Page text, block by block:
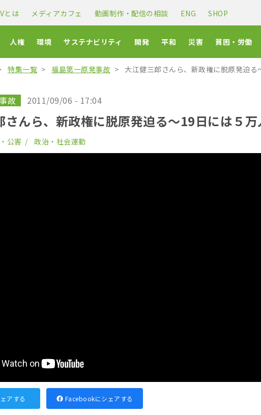
とは メディアカフェ 動画制作・配信の相談 ENG SHOP
人権 環境 サステナビリティ 開発 平和 災害 貧困・労働
特集一覧 福島第一原発事故 大江健三郎さんら、新政権に脱原発迫
故 2011/09/06 - 17:04
さんら、新政権に脱原発迫る〜19日には５
公害 政治・社会運動
アする Facebookにシェアする